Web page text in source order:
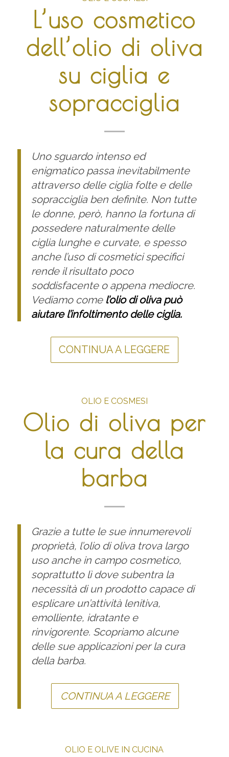
L’uso cosmetico
dell’olio di oliva
su ciglia e
sopracciglia
Uno sguardo intenso ed
enigmatico passa inevitabilmente
attraverso delle ciglia folte e delle
sopracciglia ben definite. Non tutte
le donne, però, hanno la fortuna di
possedere naturalmente delle
ciglia lunghe e curvate, e spesso
anche l’uso di cosmetici specifici
rende il risultato poco
soddisfacente o appena mediocre.
Vediamo comel’olio di oliva può
aiutare l’infoltimento delle ciglia.
CONTINUA A LEGGERE
OLIO E COSMESI
Olio di oliva per
la cura della
barba
Grazie a tutte le sue innumerevoli
proprietà, l’olio di oliva trova largo
uso anche in campo cosmetico,
soprattutto lì dove subentra la
necessità di un prodotto capace di
esplicare un’attività lenitiva,
emolliente, idratante e
rinvigorente. Scopriamo alcune
delle sue applicazioni per la cura
della barba.
CONTINUA A LEGGERE
OLIO E OLIVE IN CUCINA